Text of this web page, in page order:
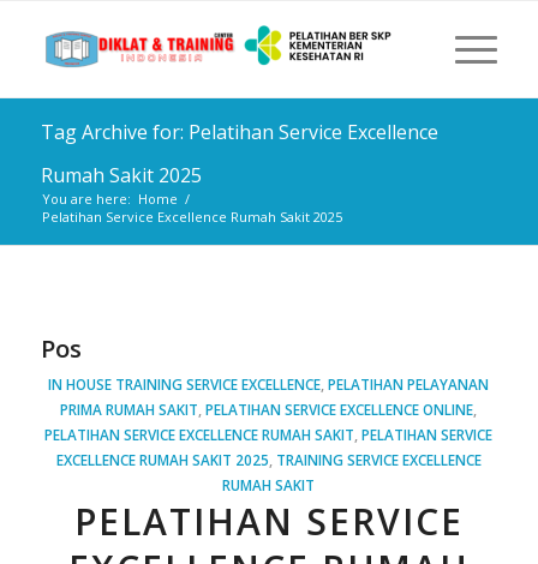
Tag Archive for: Pelatihan Service Excellence
Rumah Sakit 2025
You are here: Home /
Pelatihan Service Excellence Rumah Sakit 2025
Pos
IN HOUSE TRAINING SERVICE EXCELLENCE ,PELATIHAN PELAYANAN
PRIMA RUMAH SAKIT ,PELATIHAN SERVICE EXCELLENCE ONLINE
PELATIHAN SERVICE EXCELLENCE RUMAH SAKIT ,PELATIHAN SERVICE
EXCELLENCE RUMAH SAKIT 2025 TRAINING SERVICE EXCELLENCE
RUMAH SAKIT
PELATIHAN SERVICE